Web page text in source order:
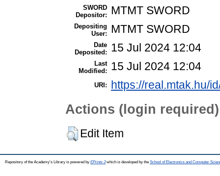
SWORD
Depositor:
MTMT SWORD
Depositing
User:
MTMT SWORD
Date
Deposited:
15 Jul 2024 12:04
Last
Modified:
15 Jul 2024 12:04
URI: https://real.mtak.hu/
Actions (login required)
Edit Item
Repository of the Academy's Library is powered by EPrints 3which is developed by the School of Electronics and Computer